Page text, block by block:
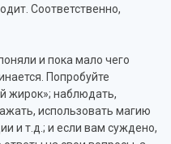
Соответственно,
и пока мало чего
Попробуйте
жирок»; наблюдать,
использовать магию
и т.д.; и если вам суждено,